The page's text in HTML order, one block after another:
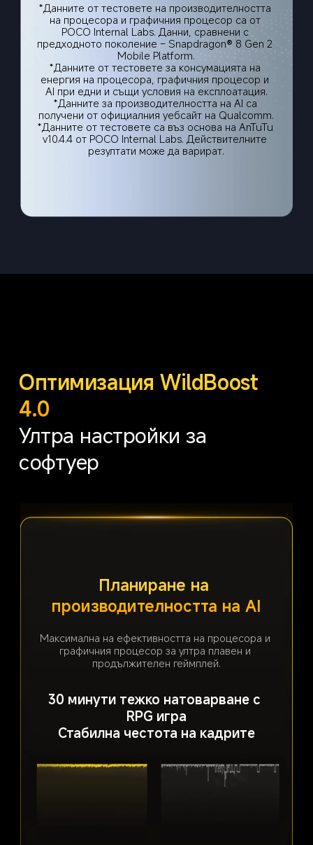
*Данните от тестовете на производителността
на процесора и графичния процесор са от
POCO Internal Labs. Данни, сравнени с
предходното поколение – Snapdragon® 8 Gen 2
Mobile Platform.
*Данните от тестовете за консумацията на
енергия на процесора, графичния процесор и
AI при едни и същи условия на експлоатация.
*Данните за производителността на AI са
получени от официалния уебсайт на Qualcomm.
*Данните от тестовете са въз основа на AnTuTu
v10.4.4 от POCO Internal Labs. Действителните
резултати може да варират.
Оптимизация WildBoost
4.0
Ултра настройки за
софтуер
Планиране на
производителността на AI
Максимална на ефективността на процесора и
графичния процесор за ултра плавен и
продължителен геймплей.
30 минути тежко натоварване с
RPG игра
Стабилна честота на кадрите
Рендиране със супер
резолюция
Насладете се зашеметяващата 2K супер
резолюция на вашия POCO F7 Pro, благодарение
на самостоятелно разработения алгоритъм за
първоначалното качество на изображението.